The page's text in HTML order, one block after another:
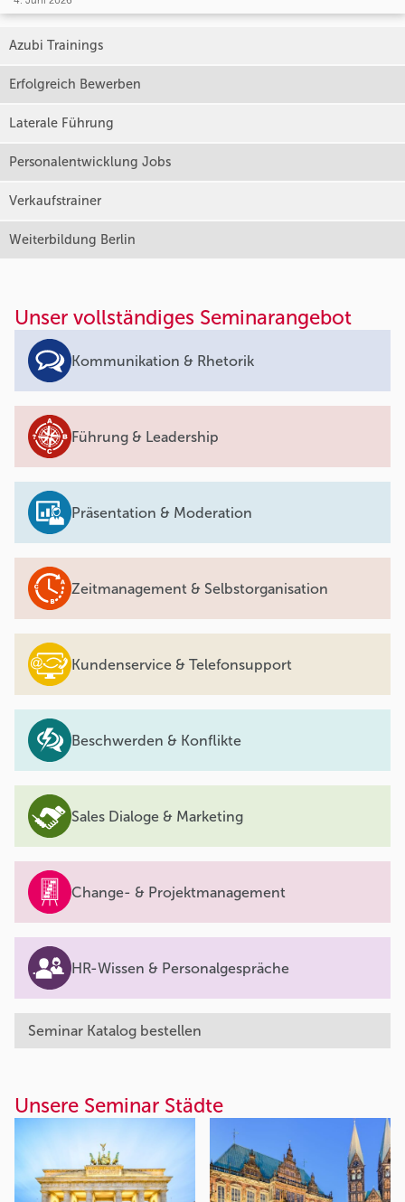
Azubi Trainings
Erfolgreich Bewerben
Laterale Führung
Personalentwicklung Jobs
Verkaufstrainer
Weiterbildung Berlin
Unser vollständiges Seminarangebot
Kommunikation & Rhetorik
Führung & Leadership
Präsentation & Moderation
Zeitmanagement & Selbstorganisation
Kundenservice & Telefonsupport
Beschwerden & Konflikte
Sales Dialoge & Marketing
Change- & Projektmanagement
HR-Wissen & Personalgespräche
Seminar Katalog bestellen
Unsere Seminar Städte